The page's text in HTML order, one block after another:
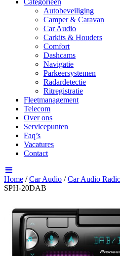
Categorieën
Autobeveiliging
Camper & Caravan
Car Audio
Carkits & Houders
Comfort
Dashcams
Navigatie
Parkeersystemen
Radardetectie
Ritregistratie
Fleetmanagement
Telecom
Over ons
Servicepunten
Faq’s
Vacatures
Contact
Home /Car Audio /Car Audio
SPH-20DAB